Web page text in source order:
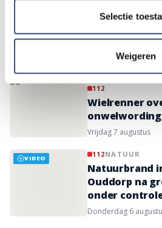
Selectie
Weigeren
Brandweer
natuurgebied
Buitengronden
112
Wielrenner
onwelwording
vrijdag 7 augustus
VIDEO 112NATUUR
Natuurbrand
Ouddorp na
onder
donderdag 6